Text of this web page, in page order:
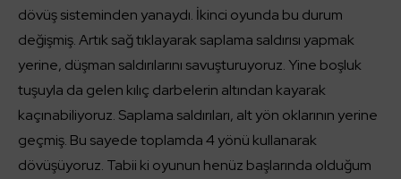
dövüş sisteminden yanaydı. İkinci oyunda bu durum
değişmiş. Artık sağ tıklayarak saplama saldırısı yapmak
yerine, düşman saldırılarını savuşturuyoruz. Yine boşluk
tuşuyla da gelen kılıç darbelerin altından kayarak
kaçınabiliyoruz. Saplama saldırıları, alt yön oklarının yerine
geçmiş. Bu sayede toplamda 4 yönü kullanarak
dövüşüyoruz. Tabii ki oyunun henüz başlarında olduğum